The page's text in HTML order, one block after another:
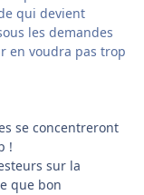
qui devient
les demandes
en voudra pas trop
se concentreront
!
sur la
que bon